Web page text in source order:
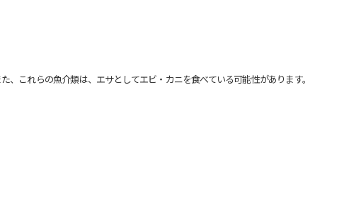
これらの魚介類は、エサとしてエビ・カニを食べている可能性があります。